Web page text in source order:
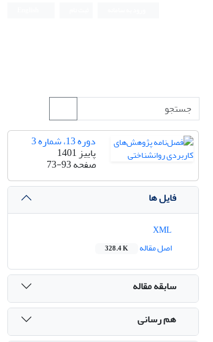
دوره 13، شماره 3
پاییز 1401
صفحه73-93
فایل ها
اصل مقاله
328.4 K
سابقه مقاله
هم رسانی